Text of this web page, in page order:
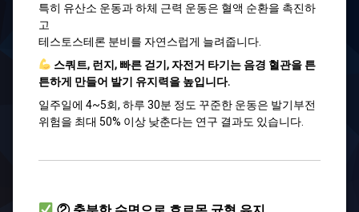
특히 유산소 운동과 하체 근력 운동은 혈액 순환을 촉진하
고
테스토스테론 분비를 자연스럽게 늘려줍니다.
스쿼트, 런지, 빠른 걷기, 자전거 타기는 음경 혈관을 튼
튼하게 만들어 발기 유지력을 높입니다.
일주일에 4~5회, 하루 30분 정도 꾸준한 운동은 발기부전
위험을 최대 50% 이상 낮춘다는 연구 결과도 있습니다.